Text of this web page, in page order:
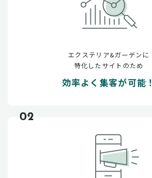
エクステリア&ガーデンに
特化したサイトのため
効率よく集客が可能！
02